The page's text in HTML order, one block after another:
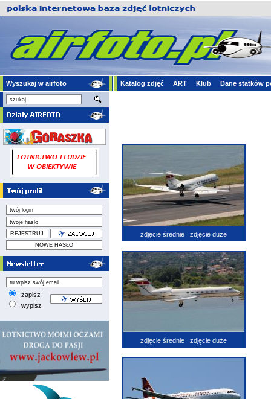
Wyszukaj w airfoto Katalog zdjęć ART Klub Dane statków
zapisz
wypisz
zdjęcie średnie zdjęcie duże
zdjęcie średnie zdjęcie duże